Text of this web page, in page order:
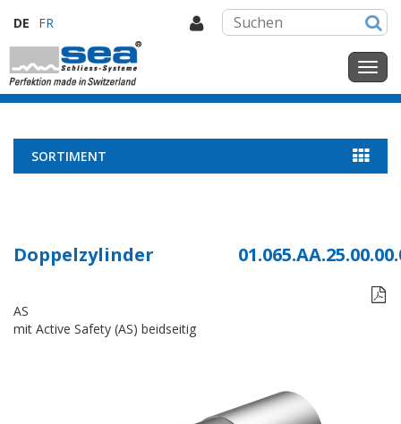
DE FR
SORTIMENT
Doppelzylinder

AS
mit Active Safety (AS) beidseitig